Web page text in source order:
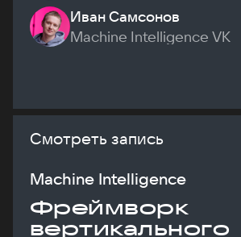
Иван Самсонов
Machine Intelligence VK
Смотреть запись
Machine Intelligence
Фреймворк
вертикального